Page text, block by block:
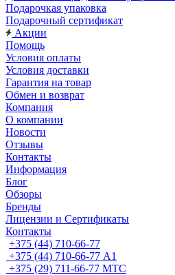
Подарочкая упаковка
Подарочный сертификат
Акции
Помощь
Условия оплаты
Условия доставки
Гарантия на товар
Обмен и возврат
Компания
О компании
Новости
Отзывы
Контакты
Информация
Блог
Обзоры
Бренды
Лицензии и Сертификаты
Контакты
+375 (44) 710-66-77
+375 (44) 710-66-77 А1
+375 (29) 711-66-77 МТС